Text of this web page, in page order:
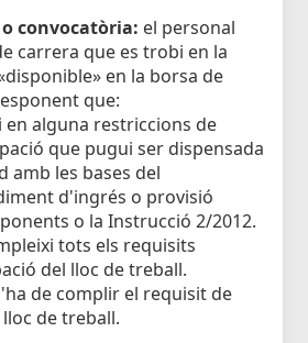
convocatòria: el personal
carrera que es trobi en la
en la borsa de
que:
alguna restriccions de
que pugui ser dispensada
amb les bases del
d'ingrés o provisió
o la Instrucció 2/2012.
tots els requisits
del lloc de treball.
de complir el requisit de
de treball.